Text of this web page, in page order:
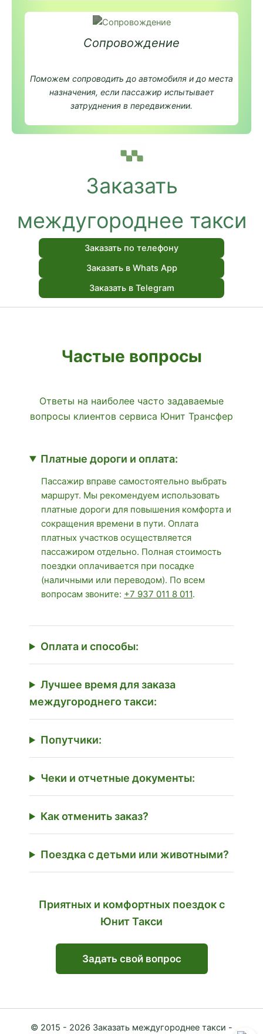
Сопровождение
Поможем сопроводить до автомобиля и до места
назначения, если пассажир испытывает
затруднения в передвижении.
Заказать
междугороднее такси
Заказать по телефону
Заказать в Whats App
Заказать в Telegram
Частые вопросы
Ответы на наиболее часто задаваемые
вопросы клиентов сервиса Юнит Трансфер
Платные дороги и оплата:
Пассажир вправе самостоятельно выбрать
маршрут. Мы рекомендуем использовать
платные дороги для повышения комфорта и
сокращения времени в пути. Оплата
платных участков осуществляется
пассажиром отдельно. Полная стоимость
поездки оплачивается при посадке
(наличными или переводом). По всем
вопросам звоните: +7 937 011 8 011.
Оплата и способы:
Лучшее время для заказа
междугороднего такси:
Попутчики:
Чеки и отчетные документы:
Как отменить заказ?
Поездка с детьми или животными?
Приятных и комфортных поездок с
Юнит Такси
Задать свой вопрос
© 2015 - 2026 Заказать междугороднее такси -